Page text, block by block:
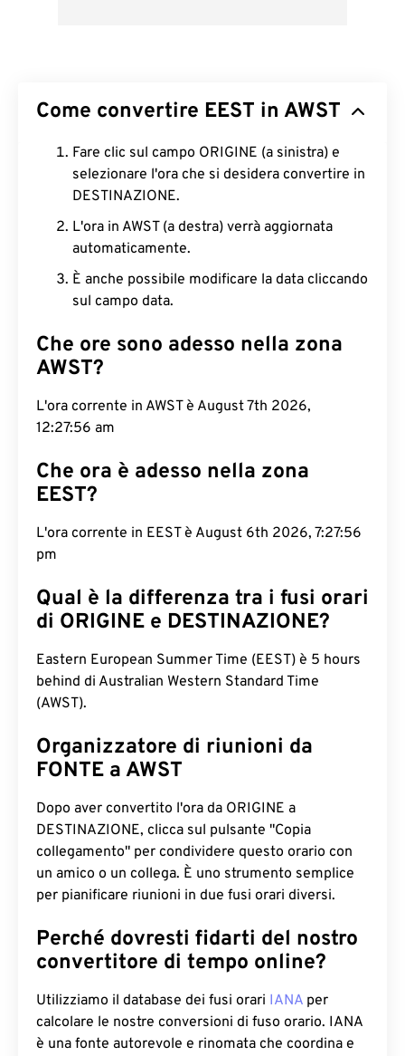
Come convertire EEST in AWST
Fare clic sul campo ORIGINE (a sinistra) e
selezionare l'ora che si desidera convertire in
DESTINAZIONE.
L'ora in AWST (a destra) verrà aggiornata
automaticamente.
È anche possibile modificare la data cliccando
sul campo data.
Che ore sono adesso nella zona
AWST?
L'ora corrente in AWST è August 7th 2026, 12:27:57
am
Che ora è adesso nella zona
EEST?
L'ora corrente in EEST è August 6th 2026, 7:27:57
pm
Qual è la differenza tra i fusi orari
di ORIGINE e DESTINAZIONE?
Eastern European Summer Time (EEST) è 5 hours
behind di Australian Western Standard Time
(AWST).
Organizzatore di riunioni da
FONTE a AWST
Dopo aver convertito l'ora da ORIGINE a
DESTINAZIONE, clicca sul pulsante "Copia
collegamento" per condividere questo orario con
un amico o un collega. È uno strumento semplice
per pianificare riunioni in due fusi orari diversi.
Perché dovresti fidarti del nostro
convertitore di tempo online?
Utilizziamo il database dei fusi orari IANA per
calcolare le nostre conversioni di fuso orario. IANA
è una fonte autorevole e rinomata che coordina e